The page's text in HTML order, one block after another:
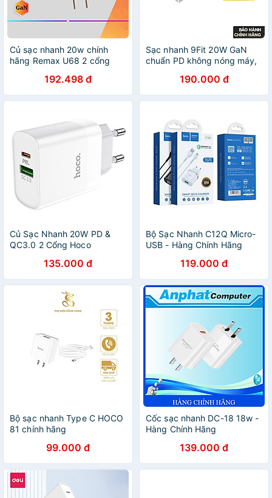
Củ sạc nhanh 20w chính
hãng Remax U68 2 cổng
sạc đầy 50% pin trong 30
phút - Hàng Chính Hãng
Remax
192.498 đ
Sạc nhanh 9Fit 20W GaN
chuẩn PD không nóng máy,
dòng Android / lOS - Hàng
chính hãng
190.000 đ
Củ Sạc Nhanh 20W PD &
QC3.0 2 Cổng Hoco
Nhanh Cho iPhone,
Samsung, Xiaomi,... - Hàng
Chính Hãng
135.000 đ
Bộ Sạc Nhanh C12Q Micro-
USB - Hàng Chính Hãng
119.000 đ
Bộ sạc nhanh Type C HOCO
81 chính hãng
99.000 đ
Cốc sạc nhanh DC-18 18w -
Hàng Chính Hãng
139.000 đ